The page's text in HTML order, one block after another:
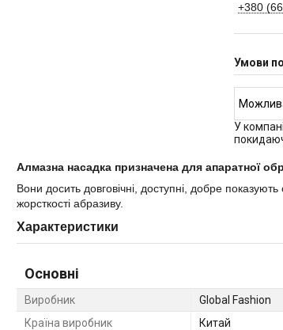
+380
У
Алмазна насадка призначена для апаратної
Вони досить довговічні, доступні, добре
жорсткості абразиву.
Характеристики
Основні
Виробник
Global Fashion
Країна виробник
Китай